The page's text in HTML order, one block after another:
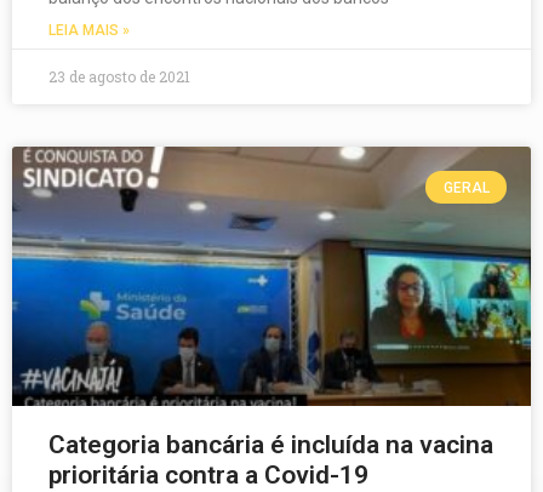
LEIA MAIS »
23 de agosto de 2021
GERAL
Categoria bancária é incluída na vacina
prioritária contra a Covid-19